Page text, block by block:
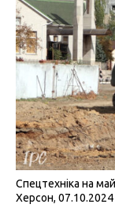
Спецтехніка на
Херсон,